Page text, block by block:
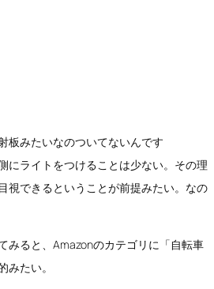
板みたいなのついてないんです
にライトをつけることは少ない。その理
視できるということが前提みたい。なの
みると、Amazonのカテゴリに「自転車
たい。